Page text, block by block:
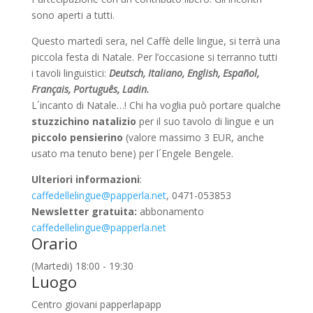
sono aperti a tutti.
Questo martedì sera, nel Caffè delle lingue, si terrà una
piccola festa di Natale. Per l’occasione si terranno tutti
i tavoli linguistici: Deutsch, Italiano, English, Español,
Français, Português, Ladin.
L´incanto di Natale…! Chi ha voglia può portare qualche
stuzzichino natalizio per il suo tavolo di lingue e un
piccolo pensierino (valore massimo 3 EUR, anche
usato ma tenuto bene) per l´Engele Bengele.
Ulteriori informazioni:
caffedellelingue@papperla.net, 0471-053853
Newsletter gratuita: abbonamento
caffedellelingue@papperla.net
Orario
(Martedi) 18:00 - 19:30
Luogo
Centro giovani papperlapapp